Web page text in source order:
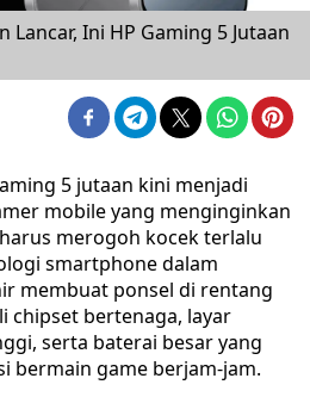
Lancar, Ini HP Gaming 5 Jutaan
5 jutaan kini menjadi
mobile yang menginginkan
merogoh kocek terlalu
smartphone dalam
membuat ponsel di rentang
chipset bertenaga, layar
serta baterai besar yang
bermain game berjam-jam.